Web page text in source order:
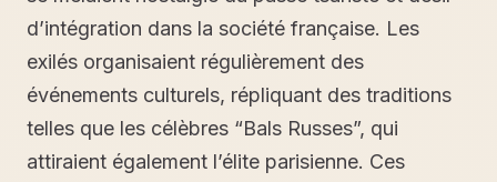
d’intégration dans la société française. Les
exilés organisaient régulièrement des
événements culturels, répliquant des traditions
telles que les célèbres “Bals Russes”, qui
attiraient également l’élite parisienne. Ces